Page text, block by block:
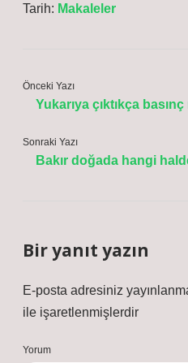
Tarih: Makaleler
Önceki Yazı
Yukarıya çıktıkça
Sonraki Yazı
Bakır doğada hangi
Bir yanıt yazın
E-posta adresiniz
ile işaretlenmişlerdir
Yorum